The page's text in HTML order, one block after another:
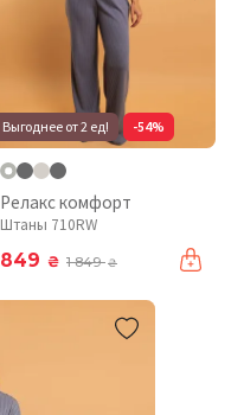
Выгоднее от 2 ед! -54%
Релакс комфорт
Штаны 710RW
849 ₴ 1 849₴